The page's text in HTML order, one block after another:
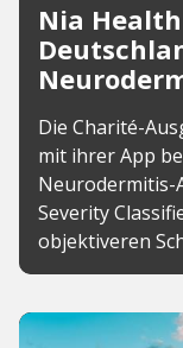
Nia
Die Charité-
mit ihrer App
Neurodermitis-
Severity
objektiveren